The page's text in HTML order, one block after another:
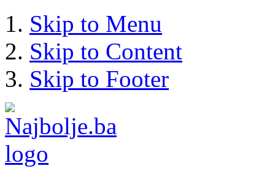
Skip to Menu
Skip to Content
Skip to Footer